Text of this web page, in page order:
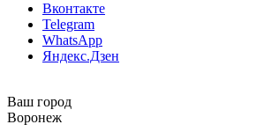
Вконтакте
Telegram
WhatsApp
Яндекс.Дзен
Ваш город
Воронеж